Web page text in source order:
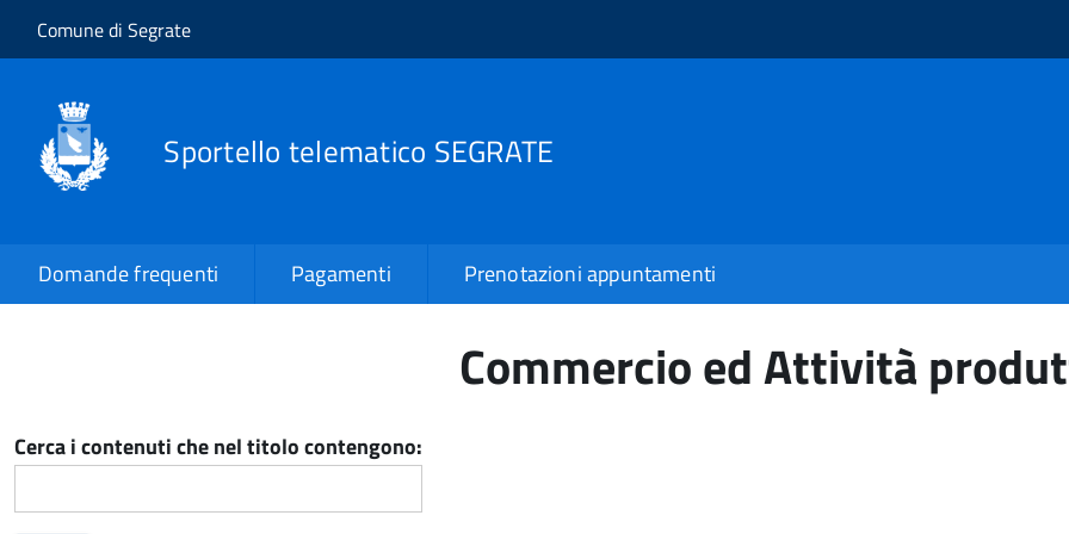
Salta al contenuto principale
Skip to site navigation
Comune di Segrate
Sportello telematico SEGRATE
Domande frequenti Pagamenti Prenotazioni appuntamenti
Commercio ed Attività
Cerca i contenuti che nel titolo contengono: